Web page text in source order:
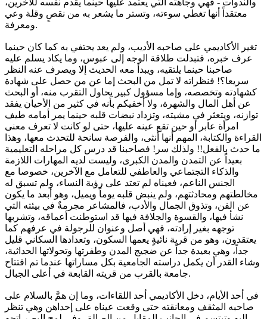
والندوات - فهي وجاهته التي يعتمد عليها حينما يقدم نفسه للآخرين،
معتقداً أنها تغطي سوءته، وتستر ما يشعر به من نقصٍ وقلة وعي
ومعرفة.
‏تغير الأكاديمي على صاحبه الأديب، ولم يعد يحتفي به كما كان حينما
عرف خبره، فتبدلت طلاقة الوجه إلى عبوس، وما يكاد يسلم عليه
صاحبنا حينما يلتقيه، ويبدأ معه الحديث إلا ويصرف عنه النظر
سريعا؟! فنظراته لا تمل من البحث إما عن من حصل على شهادة
كشهادته وتخصصه، وإما مسؤول كبير يحاول التقرب منه، أو البحث
عن أهل المال والشهرة، ولا أخفيكم بأنه في كثير من الأحيان يفقد
توازنه، ويتعثر في مشيته، وتزداد نبضات قلبه حينما يمر أمامه طيف
امرأة عابر أو حين تقع عينه عليها، حتى لو كانت لا تعرف معنى
القراءة والكتابة، المهم أنها أنثى، والفرصة سانحة للتحدث معها، وهذا
ما حدث بالفعل!! ولذلك سر! فصاحبنا قد درس كل مراحله التعليمية
بعيداً عن التمدن والمدن الكبرى، وليست لديه المهارات اللازمة
والذكاء التجتماعي والعاطفي للتعامل مع الآخرين، خصوصا مع
الجنس الناعم، فعيناه لم تعتد على رؤية النساء، ولم تسبق له
مخالطتهم ومحادثتهم، ولم ينبض قلبه يوماً ويميل، وهو أبعد ما يكون
عن الفن، وتذوق الجمال والأدب، فالمشاعر مجرمةٌ في بيئته التي
نشأ فيها، والقسوة والجلافة فيها قد استوطنت أعماقه، وتشربها
توجهه بغير إرادته، فهي أصل وعنوان للرجولة في عرفهم كما
يعتقدون، وهو من قرية نائيةٍ يعمها السكون، وتعدادها السكاني قليل
جداً، وهي بعيدة جداً عن ضجيج المدن وطفرتها وتحولاتها الحداثية،
وشاء القدر أن يكمل دراسته الجامعية بكل مساراتها عندما تم افتتاح
جامعة بالقرب من قريته القابعة في أعلى الجبال.
‏في أحد الأيام، دخل الأكاديمي أحد اللقاءات، وما إن همَّ بالسلام على
صاحبه المثقف ومعانقته حتى وقعت عيناه على إحداهن وهي تنظر